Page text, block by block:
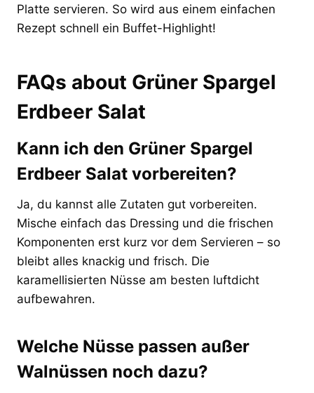
Platte servieren. So wird aus einem einfachen
Rezept schnell ein Buffet-Highlight!
FAQs about Grüner Spargel
Erdbeer Salat
Kann ich den Grüner Spargel
Erdbeer Salat vorbereiten?
Ja, du kannst alle Zutaten gut vorbereiten.
Mische einfach das Dressing und die frischen
Komponenten erst kurz vor dem Servieren – so
bleibt alles knackig und frisch. Die
karamellisierten Nüsse am besten luftdicht
aufbewahren.
Welche Nüsse passen außer
Walnüssen noch dazu?